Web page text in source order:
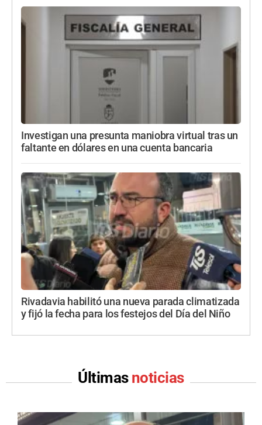
Investigan una presunta maniobra virtual tras un
faltante en dólares en una cuenta bancaria
Rivadavia habilitó una nueva parada climatizada
y fijó la fecha para los festejos del Día del Niño
Últimas noticias